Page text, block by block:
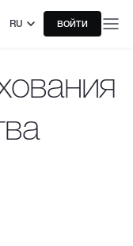
RU ВОЙТИ